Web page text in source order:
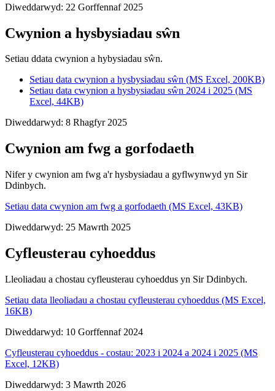
Diweddarwyd: 22 Gorffennaf 2025
Cwynion a hysbysiadau sŵn
Setiau ddata cwynion a hybysiadau sŵn.
Setiau data cwynion a hysbysiadau sŵn (MS Excel, 200KB)
Setiau data cwynion a hysbysiadau sŵn 2024 i 2025 (MS
Excel, 44KB)
Diweddarwyd: 8 Rhagfyr 2025
Cwynion am fwg a gorfodaeth
Nifer y cwynion am fwg a'r hysbysiadau a gyflwynwyd yn Sir
Ddinbych.
Setiau data cwynion am fwg a gorfodaeth (MS Excel, 43KB)
Diweddarwyd: 25 Mawrth 2025
Cyfleusterau cyhoeddus
Lleoliadau a chostau cyfleusterau cyhoeddus yn Sir Ddinbych.
Setiau data lleoliadau a chostau cyfleusterau cyhoeddus (MS Excel,
16KB)
Diweddarwyd: 10 Gorffennaf 2024
Cyfleusterau cyhoeddus - costau: 2023 i 2024 a 2024 i 2025 (MS
Excel, 12KB)
Diweddarwyd: 3 Mawrth 2026